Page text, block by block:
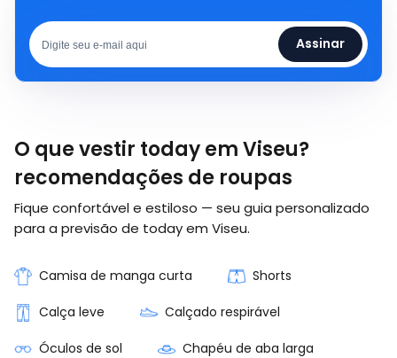
Assinar
O que vestir today em Viseu?
recomendações de roupas
Fique confortável e estiloso — seu guia personalizado
para a previsão de today em Viseu.
Camisa de manga curta Shorts
Calça leve Calçado respirável
Óculos de sol Chapéu de aba larga